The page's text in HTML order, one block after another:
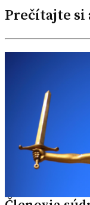
Prečítajte si